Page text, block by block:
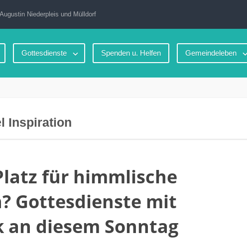
Niederpleis und Mülldorf
Gottesdienste Spenden u. Helfen Gemeindeleben
Inspiration
für himmlische
Gottesdienste mit
an diesem Sonntag